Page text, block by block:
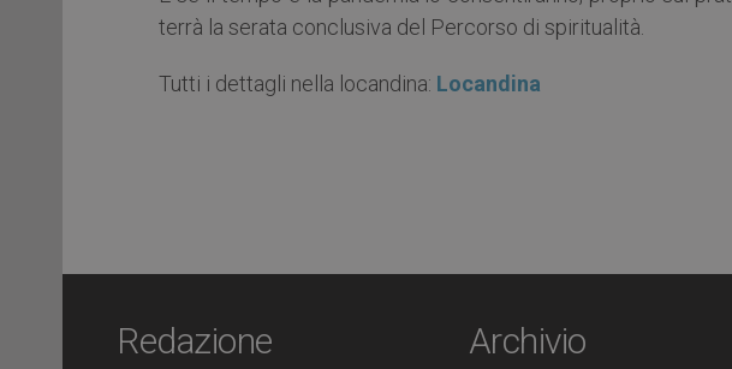
terrà la serata conclusiva del Percorso di spiritualità.
Tutti i dettagli nella locandina: Locandina
Redazione Archivio